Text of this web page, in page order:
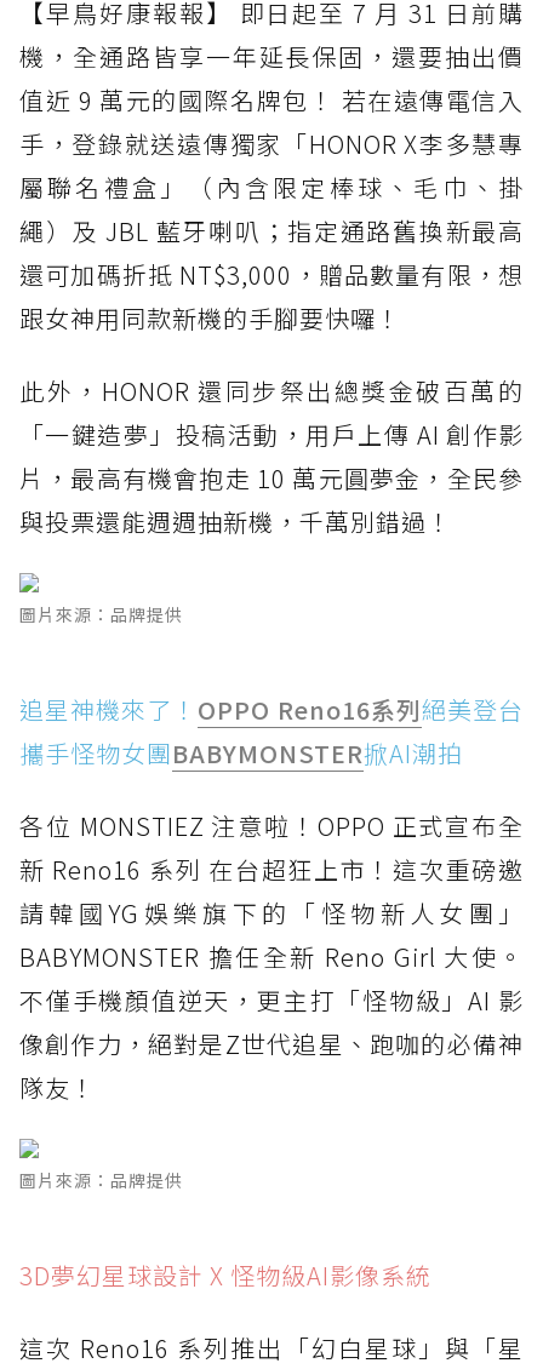
【早鳥好康報報】 即日起至 7 月 31 日前購
機，全通路皆享一年延長保固，還要抽出價
值近 9 萬元的國際名牌包！ 若在遠傳電信入
手，登錄就送遠傳獨家「HONOR X李多慧專
屬聯名禮盒」（內含限定棒球、毛巾、掛
繩）及 JBL 藍牙喇叭；指定通路舊換新最高
還可加碼折抵 NT$3,000，贈品數量有限，想
跟女神用同款新機的手腳要快囉！
此外，HONOR 還同步祭出總獎金破百萬的
「一鍵造夢」投稿活動，用戶上傳 AI 創作影
片，最高有機會抱走 10 萬元圓夢金，全民參
與投票還能週週抽新機，千萬別錯過！
圖片來源：品牌提供
追星神機來了！ OPPO Reno16系列絕美登台
攜手怪物女團BABYMONSTER掀AI潮拍
各位 MONSTIEZ 注意啦！OPPO 正式宣布全
新 Reno16 系列 在台超狂上市！這次重磅邀
請韓國YG娛樂旗下的「怪物新人女團」
BABYMONSTER 擔任全新 Reno Girl 大使。
不僅手機顏值逆天，更主打「怪物級」AI 影
像創作力，絕對是Z世代追星、跑咖的必備神
隊友！
圖片來源：品牌提供
3D夢幻星球設計 X 怪物級AI影像系統
這次 Reno16 系列推出「幻白星球」與「星